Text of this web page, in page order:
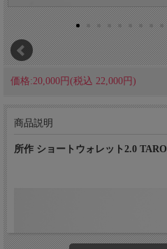
価格:20,000円(税込 22,000円)
商品説明
所作 ショートウォレット2.0 TARO